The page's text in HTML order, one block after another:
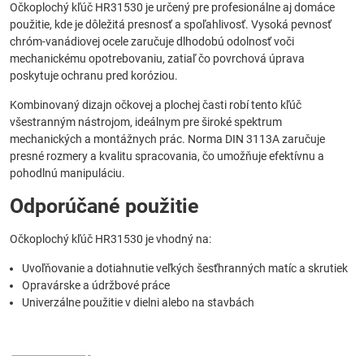
Očkoplochý kľúč HR31530 je určený pre profesionálne aj domáce
použitie, kde je dôležitá presnosť a spoľahlivosť. Vysoká pevnosť
chróm-vanádiovej ocele zaručuje dlhodobú odolnosť voči
mechanickému opotrebovaniu, zatiaľ čo povrchová úprava
poskytuje ochranu pred koróziou.
Kombinovaný dizajn očkovej a plochej časti robí tento kľúč
všestranným nástrojom, ideálnym pre široké spektrum
mechanických a montážnych prác. Norma DIN 3113A zaručuje
presné rozmery a kvalitu spracovania, čo umožňuje efektívnu a
pohodlnú manipuláciu.
Odporúčané použitie
Očkoplochý kľúč HR31530 je vhodný na:
Uvoľňovanie a dotiahnutie veľkých šesťhranných matíc a skrutiek
Opravárske a údržbové práce
Univerzálne použitie v dielni alebo na stavbách